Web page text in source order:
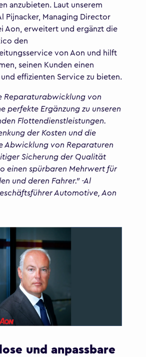
anzubieten. Laut unserem
Pijnacker, Managing Director
Aon, erweitert und ergänzt die
den
von Aon und hilft
seinen Kunden einen
effizienten Service zu bieten.
Reparaturabwicklung von
perfekte Ergänzung zu unseren
Flottendienstleistungen.
der Kosten und die
Abwicklung von Reparaturen
Sicherung der Qualität
einen spürbaren Mehrwert für
und deren Fahrer." -Al
Automotive, Aon
und anpassbare